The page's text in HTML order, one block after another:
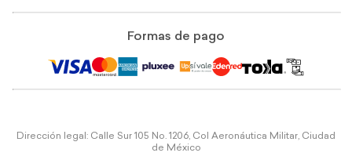
Formas de pago
Dirección legal: Calle Sur 105 No. 1206, Col Aeronáutica Militar, Ciudad
de México